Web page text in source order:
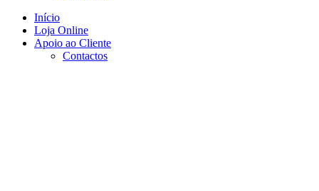
Início
Loja Online
Apoio ao Cliente
Contactos